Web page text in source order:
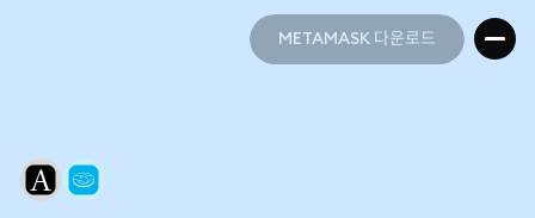
METAMASK 다운로드